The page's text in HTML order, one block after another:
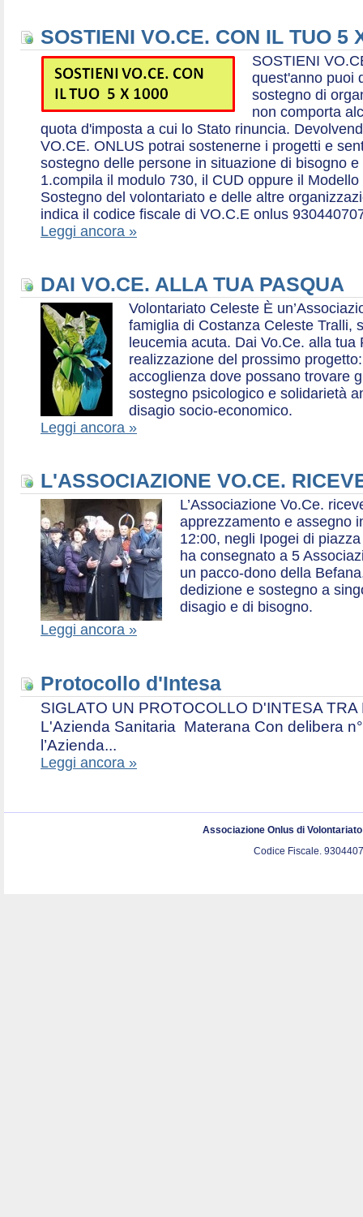
SOSTIENI VO.CE. CON IL TUO 5
SOSTIENI
quest'anno puoi
sostegno di
non comporta
quota d'imposta a cui lo Stato rinuncia.
VO.CE. ONLUS potrai sostenerne i progetti e
sostegno delle persone in situazione di bisogno
1.compila il modulo 730, il CUD oppure il
Sostegno del volontariato e delle altre
indica il codice fiscale di VO.C.E onlus
Leggi ancora »
DAI VO.CE. ALLA TUA PASQUA
Volontariato Celeste È
famiglia di Costanza Celeste Tralli,
leucemia acuta. Dai Vo.Ce. alla tua
realizzazione del prossimo
accoglienza dove possano trovare
sostegno psicologico e solidarietà
disagio socio-economico.
Leggi ancora »
L'ASSOCIAZIONE VO.CE.
L’Associazione Vo.Ce.
apprezzamento e assegno
12:00, negli Ipogei di
ha consegnato a 5
un pacco-dono della
dedizione e sostegno a
disagio e di bisogno.
Leggi ancora »
Protocollo d'Intesa
SIGLATO UN PROTOCOLLO D'INTESA
L'Azienda Sanitaria Materana Con delibera
l’Azienda...
Leggi ancora »
Associazione Onlus di
Codice Fiscale.